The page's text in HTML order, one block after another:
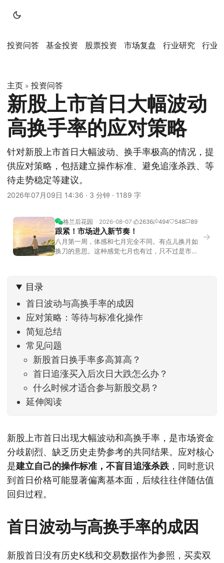
投资问答 基金投资 股票投资 市场复盘 行业研究 行业
主页 » 投资问答
新股上市首日大幅波动
高换手率的应对策略
针对新股上市首日大幅波动、换手率极高的情况，提
供应对策略，包括建立操作标准、避免追涨杀跌、等
待走势稳定等建议。
2026年07月09日 14:36 · 3 分钟 · 1189 字
格兰后花园 2026-08-07 2636 494 548 89
跟紧！市场进入新节奏！
八月第一周，体感和七月完全不同。有点儿换月如
换刀的意思。这种感觉七月也有过，只不过是市场
家感受到了春天般的暖风。指数涨了百点，交易额
回暖到2
→
目录
首日波动与高换手率的成因
应对策略：等待与标准化操作
简短总结
常见问题
新股首日换手率多高算高？
首日追涨买入后次日大跌怎么办？
什么时候才适合参与新股交易？
延伸阅读
新股上市首日出现大幅波动和高换手率，是市场资金
分歧剧烈、缺乏历史走势参考的共同结果。应对核心
是建立自己的操作标准，不盲目追涨杀跌 ，同时意识
到首日价格可能显著偏离基本面，后续往往伴随估值
回归过程。
首日波动与高换手率的成因
新股首日没有历史K线和交易数据作为参照，买卖双